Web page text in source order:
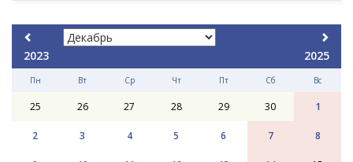
2023 2025
Пн Вт Ср Чт Пт Сб Вс
25 26 27 28 29 30 1
2 3 4 5 6 7 8